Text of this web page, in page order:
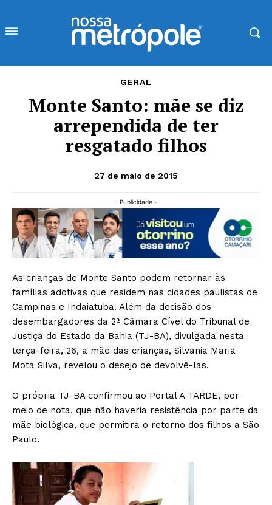
GERAL
Monte Santo: mãe se diz
arrependida de ter
resgatado filhos
27 de maio de 2015
- Publicidade -
As crianças de Monte Santo podem retornar às
famílias adotivas que residem nas cidades paulistas de
Campinas e Indaiatuba. Além da decisão dos
desembargadores da 2ª Câmara Cível do Tribunal de
Justiça do Estado da Bahia (TJ-BA), divulgada nesta
terça-feira, 26, a mãe das crianças, Silvania Maria
Mota Silva, revelou o desejo de devolvê-las.
O própria TJ-BA confirmou ao Portal A TARDE, por
meio de nota, que não haveria resistência por parte da
mãe biológica, que permitirá o retorno dos filhos a São
Paulo.